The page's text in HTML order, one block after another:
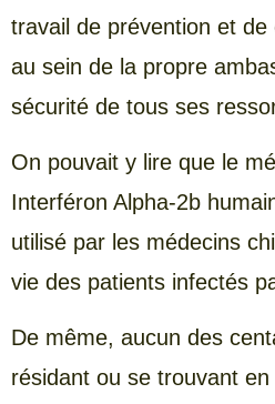
travail de prévention et
au sein de la propre
sécurité de tous ses
On pouvait y lire que le
Interféron Alpha-2b
utilisé par les médecins
vie des patients infectés
De même, aucun des
résidant ou se trouvant en